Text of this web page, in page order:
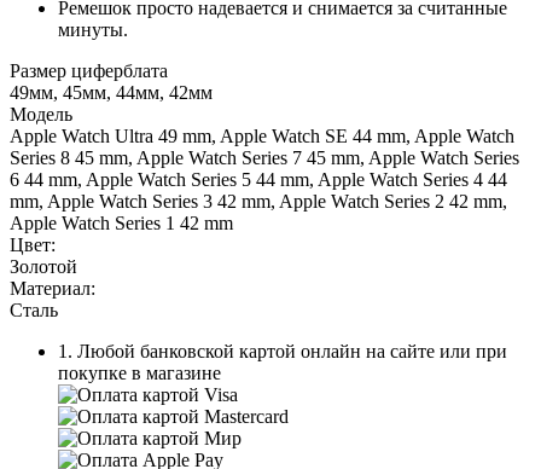
Ремешок просто надевается и снимается за считанные
минуты.
Размер циферблата
49мм, 45мм, 44мм, 42мм
Модель
Apple Watch Ultra 49 mm, Apple Watch SE 44 mm, Apple Watch
Series 8 45 mm, Apple Watch Series 7 45 mm, Apple Watch Series
6 44 mm, Apple Watch Series 5 44 mm, Apple Watch Series 4 44
mm, Apple Watch Series 3 42 mm, Apple Watch Series 2 42 mm,
Apple Watch Series 1 42 mm
Цвет:
Золотой
Материал:
Сталь
1. Любой банковской картой онлайн на сайте или при
покупке в магазине